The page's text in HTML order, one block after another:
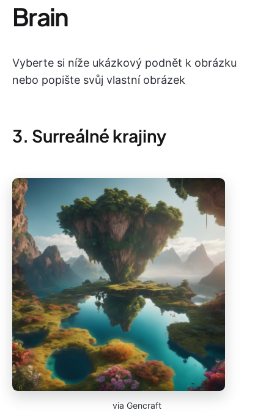
Brain
Vyberte si níže ukázkový podnět k obrázku
nebo popište svůj vlastní obrázek
3. Surreálné krajiny
via Gencraft